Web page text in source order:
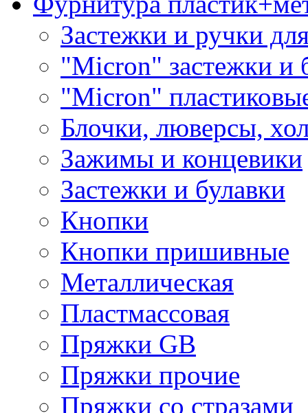
Застежки и ручки
"Micron" застежки и
"Micron"
Блочки, люверсы,
Зажимы и концевики
Застежки и булавки
Кнопки
Кнопки пришивные
Металлическая
Пластмассовая
Пряжки GB
Пряжки прочие
Пряжки со стразами